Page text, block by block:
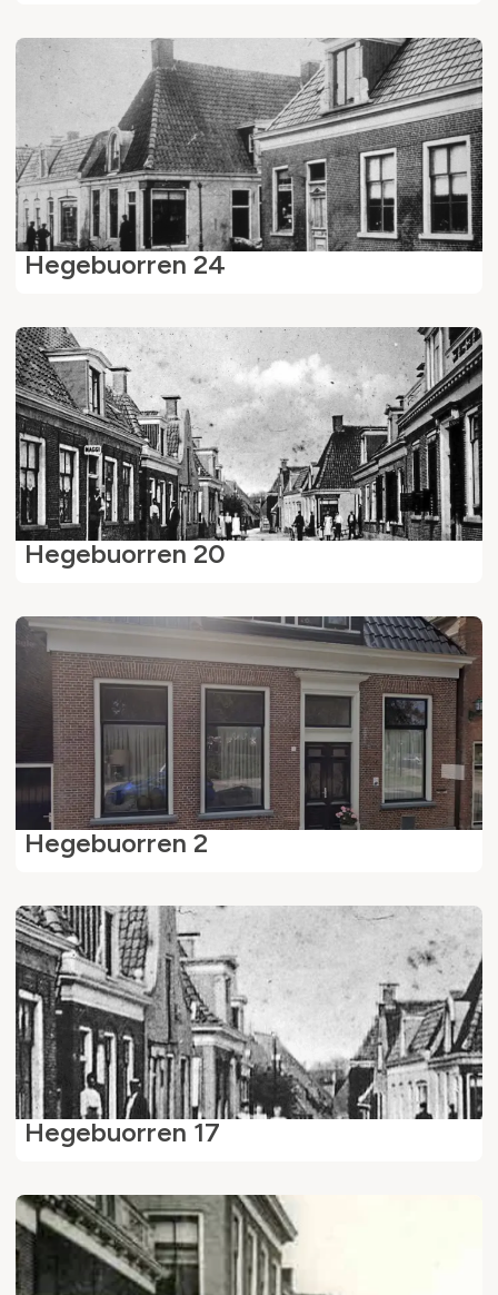
Hegebuorren 24
Hegebuorren 20
Hegebuorren 2
Hegebuorren 17